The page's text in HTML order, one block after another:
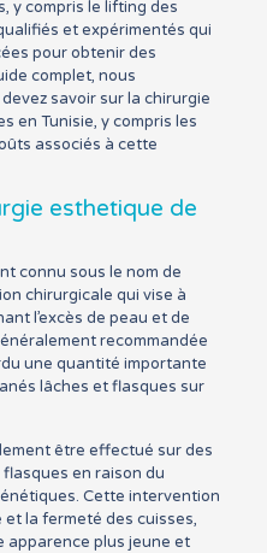
y compris le lifting des
et expérimentés qui
pour obtenir des
complet, nous
savoir sur la chirurgie
en Tunisie, y compris les
associés à cette
esthetique de
connu sous le nom de
chirurgicale qui vise à
l’excès de peau et de
recommandée
une quantité importante
lâches et flasques sur
être effectué sur des
en raison du
Cette intervention
la fermeté des cuisses,
apparence plus jeune et